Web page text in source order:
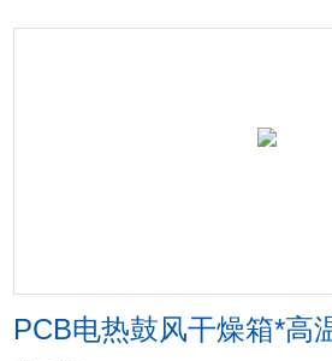
PCB电热鼓风干燥箱*高